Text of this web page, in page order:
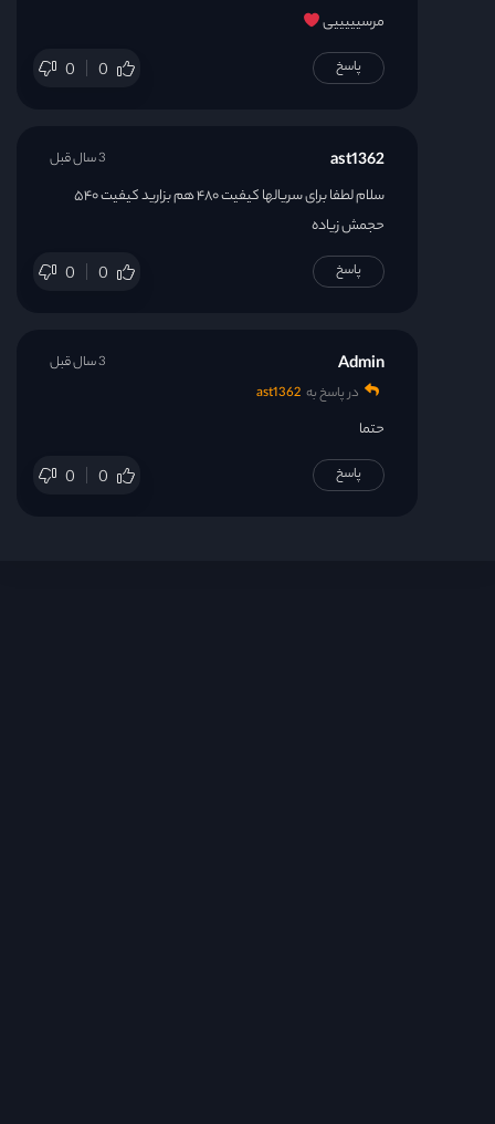
مرسیییییی
0 0 پاسخ
ast1362
سلام لطفا برای سریالها کیفیت ۴۸۰ هم بزارید کیفیت ۵۴۰
حجمش زیاده
0 0
3 سال قبل
پاسخ
Admin
در پاسخ به ast1362
حتما
0 0
3 سال قبل
پاسخ